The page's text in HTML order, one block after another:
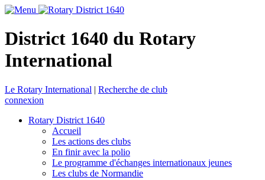
District 1640 du Rotary
International
Le Rotary International | Recherche de club
connexion
Rotary District 1640
Accueil
Les actions des clubs
En finir avec la polio
Le programme d'échanges internationaux jeunes
Les clubs de Normandie